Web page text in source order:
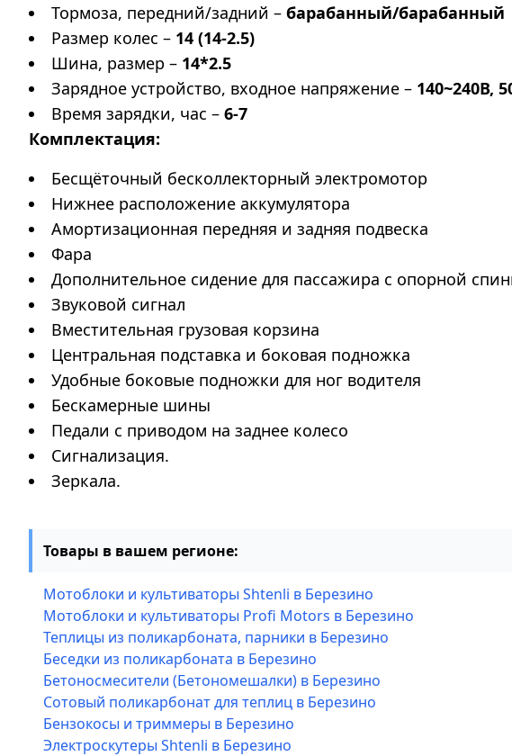
Тормоза, передний/задний – барабанный/барабанный
Размер колес – 14 (14-2.5)
Шина, размер – 14*2.5
Зарядное устройство, входное напряжение – 140~240В,
Время зарядки, час – 6-7
Комплектация:
Бесщёточный бесколлекторный электромотор
Нижнее расположение аккумулятора
Амортизационная передняя и задняя подвеска
Фара
Дополнительное сидение для пассажира с опорной
Звуковой сигнал
Вместительная грузовая корзина
Центральная подставка и боковая подножка
Удобные боковые подножки для ног водителя
Бескамерные шины
Педали с приводом на заднее колесо
Сигнализация.
Зеркала.
Товары в вашем регионе:
Мотоблоки и культиваторы Shtenli в Березино
Мотоблоки и культиваторы Profi Motors в Березино
Теплицы из поликарбоната, парники в Березино
Беседки из поликарбоната в Березино
Бетоносмесители (Бетономешалки) в Березино
Сотовый поликарбонат для теплиц в Березино
Бензокосы и триммеры в Березино
Электроскутеры Shtenli в Березино